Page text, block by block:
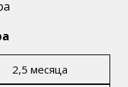
2,5 месяца